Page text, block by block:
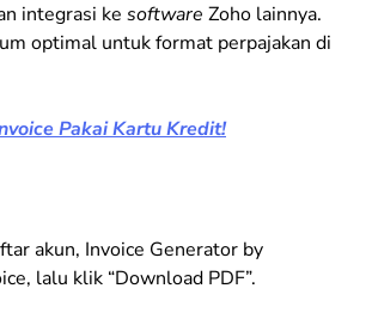
integrasi ke software Zoho lainnya.
optimal untuk format perpajakan di
Pakai Kartu Kredit!
akun, Invoice Generator by
lalu klik “Download PDF”.